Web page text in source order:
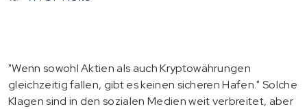
"Wenn sowohl Aktien als auch Kryptowährungen
gleichzeitig fallen, gibt es keinen sicheren Hafen." Solche
Klagen sind in den sozialen Medien weit verbreitet, aber